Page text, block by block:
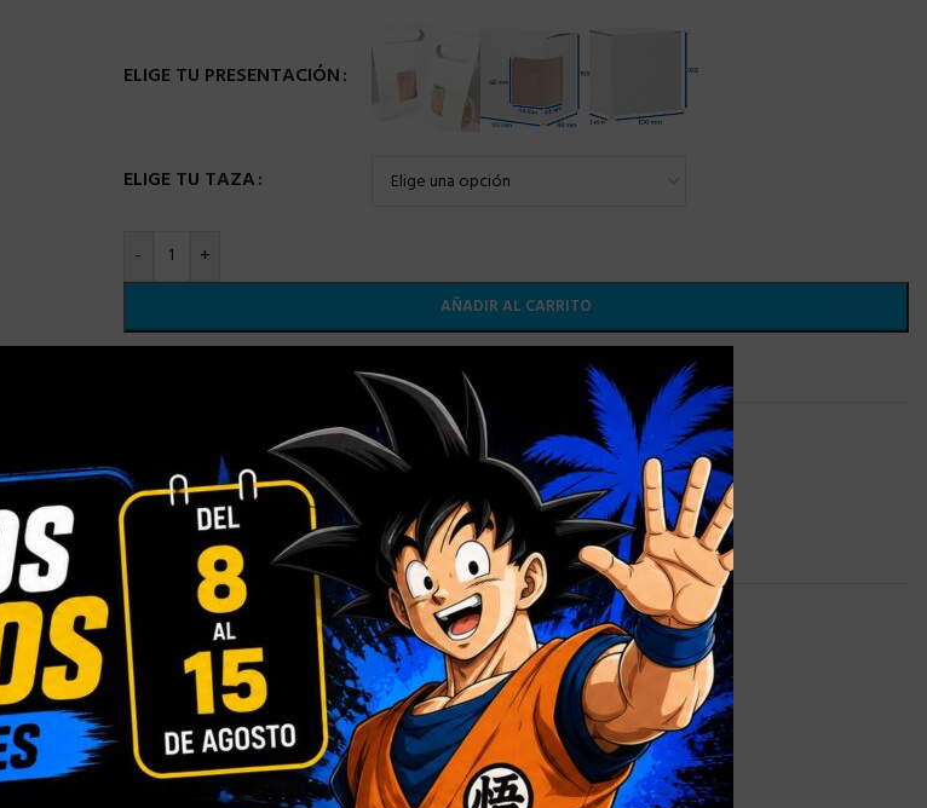
ELIGE TU PRESENTACIÓN
ELIGE TU TAZA
- +
AÑADIR AL CARRITO
Añadir a la lista de deseos
Categorías:TAZA POKEMON,TAZAS PERSONALIZADAS
Compartir:
ADICIONAL
0,9 kg